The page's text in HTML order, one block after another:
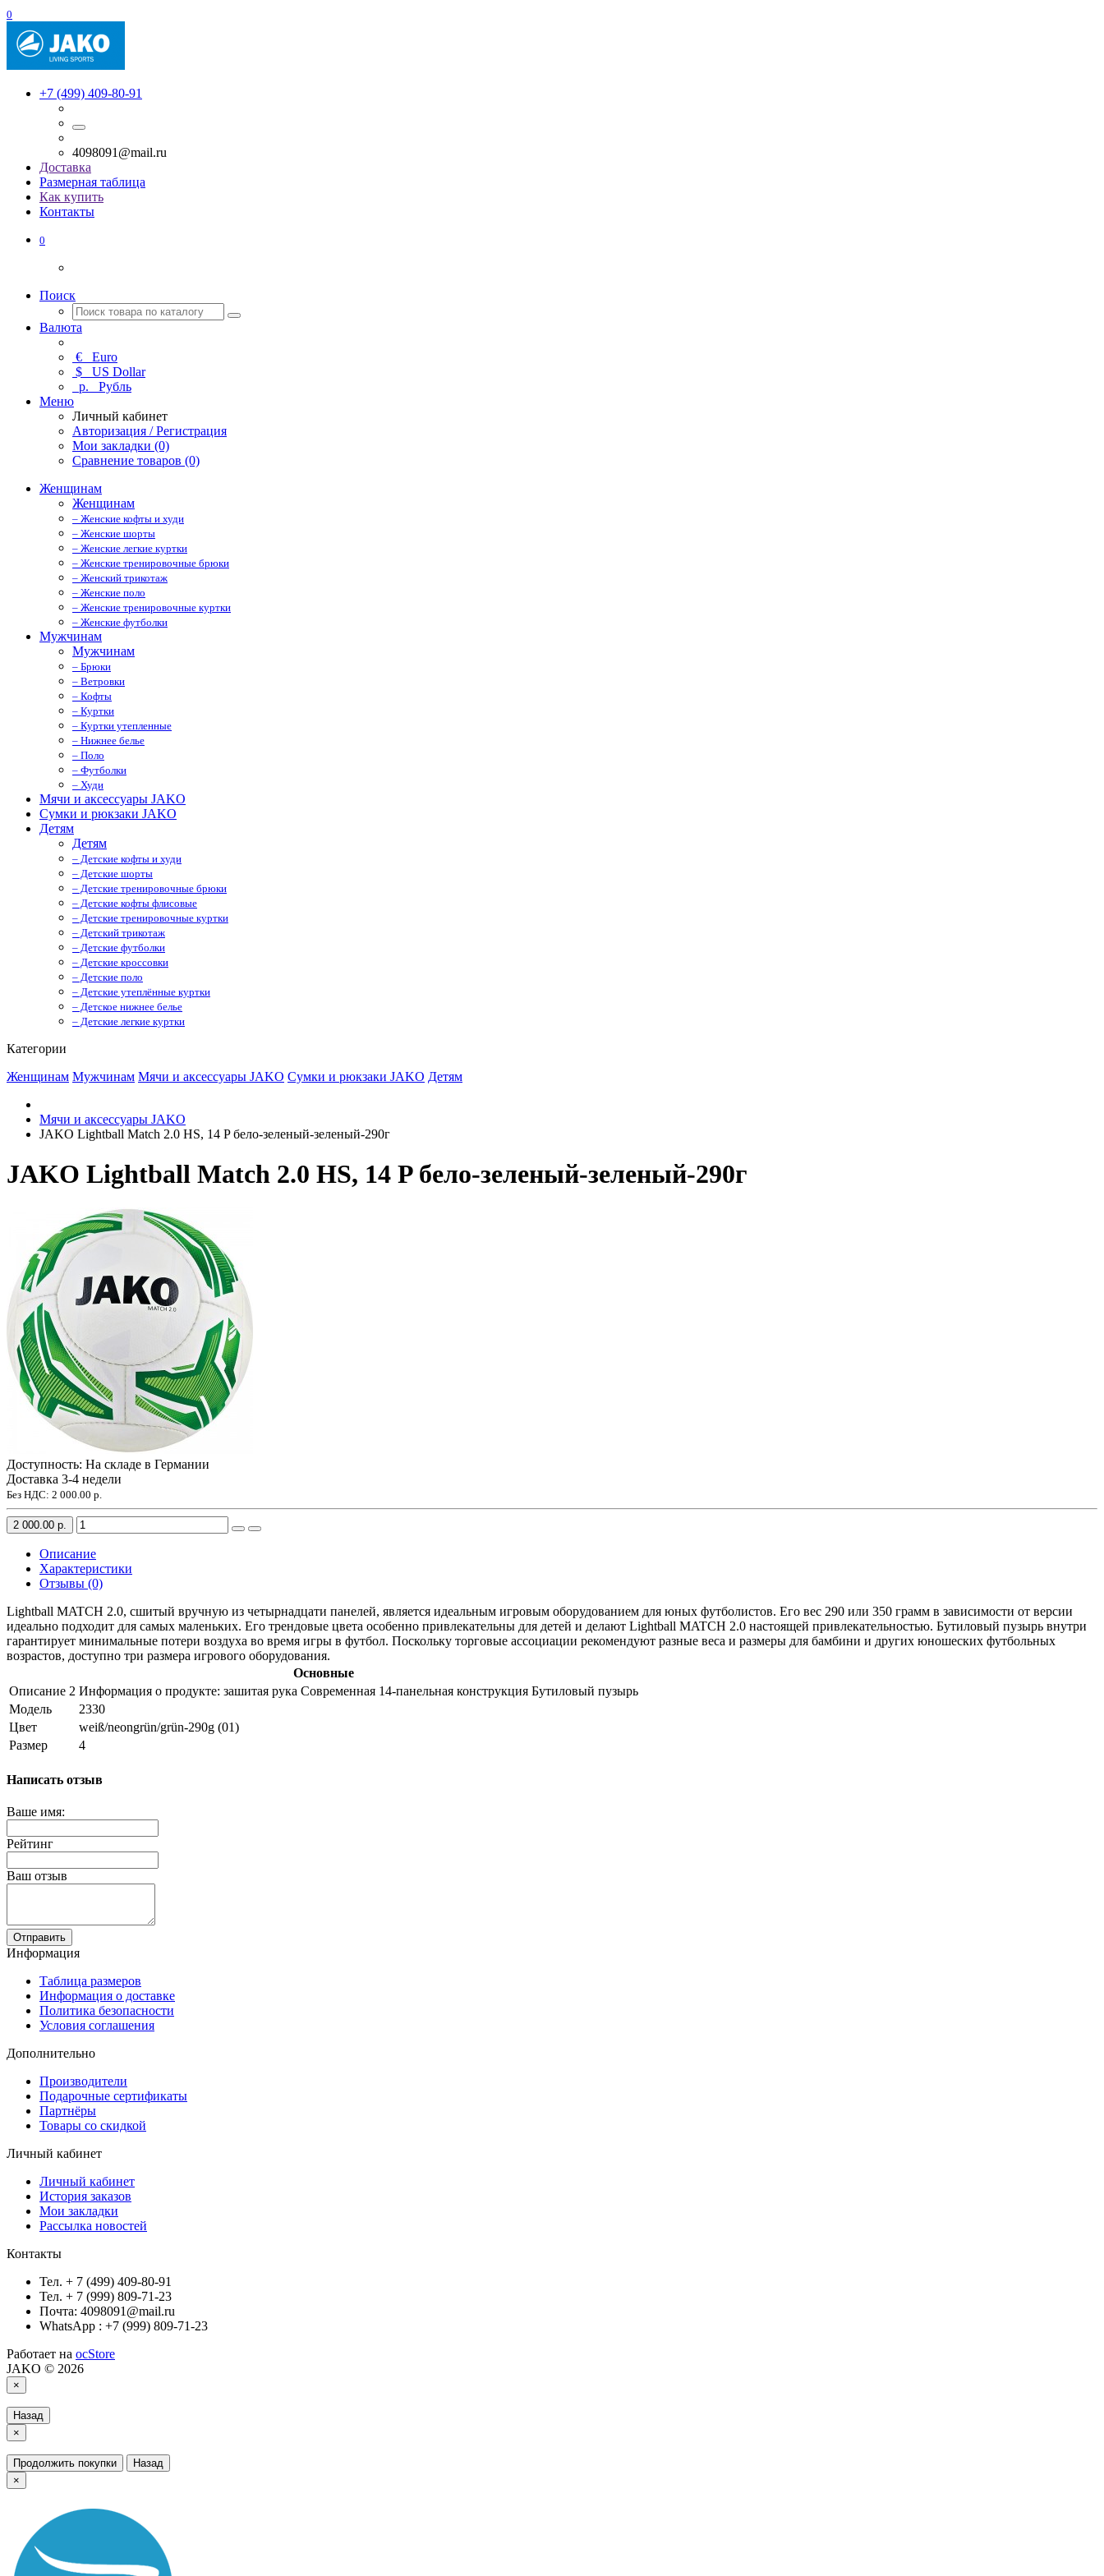
0
+7 (499) 409-80-91
4098091@mail.ru
Доставка
Размерная таблица
Как купить
Контакты
0
Поиск
Валюта
€ Euro
$ US Dollar
р. Рубль
Меню
Личный кабинет
Авторизация / Регистрация
Мои закладки (0)
Сравнение товаров (0)
Женщинам
Женщинам
– Женские кофты и худи
– Женские шорты
– Женские легкие куртки
– Женские тренировочные брюки
– Женский трикотаж
– Женские поло
– Женские тренировочные куртки
– Женские футболки
Мужчинам
Мужчинам
– Брюки
– Ветровки
– Кофты
– Куртки
– Куртки утепленные
– Нижнее белье
– Поло
– Футболки
– Худи
Мячи и аксессуары JAKO
Сумки и рюкзаки JAKO
Детям
Детям
– Детские кофты и худи
– Детские шорты
– Детские тренировочные брюки
– Детские кофты флисовые
– Детские тренировочные куртки
– Детский трикотаж
– Детские футболки
– Детские кроссовки
– Детские поло
– Детские утеплённые куртки
– Детское нижнее белье
– Детские легкие куртки
Категории
Женщинам Мужчинам Мячи и аксессуары JAKO Сумки и рюкзаки JAKO Детям
Мячи и аксессуары JAKO
JAKO Lightball Match 2.0 HS, 14 P бело-зеленый-зеленый-290г
JAKO Lightball Match 2.0 HS, 14 P бело-зеленый-зеленый-290г
Доступность: На складе в Германии
Доставка 3-4 недели
Без НДС: 2 000.00 р.
2 000.00 р.
Описание
Характеристики
Отзывы (0)
Lightball MATCH 2.0, сшитый вручную из четырнадцати панелей, является идеальным игровым оборудованием для юных футболистов. Его вес 290 или 350 грамм в зависимости от версии
идеально подходит для самых маленьких. Его трендовые цвета особенно привлекательны для детей и делают Lightball MATCH 2.0 настоящей привлекательностью. Бутиловый пузырь внутри
гарантирует минимальные потери воздуха во время игры в футбол. Поскольку торговые ассоциации рекомендуют разные веса и размеры для бамбини и других юношеских футбольных
возрастов, доступно три размера игрового оборудования.
Основные
Описание 2 Информация о продукте: зашитая рука Современная 14-панельная конструкция Бутиловый пузырь
Модель
2330
Цвет
weiß/neongrün/grün-290g (01)
Размер
4
Написать отзыв
Ваше имя:
Рейтинг
Ваш отзыв
Отправить
Информация
Таблица размеров
Информация о доставке
Политика безопасности
Условия соглашения
Дополнительно
Производители
Подарочные сертификаты
Партнёры
Товары со скидкой
Личный кабинет
Личный кабинет
История заказов
Мои закладки
Рассылка новостей
Контакты
Тел. + 7 (499) 409-80-91
Тел. + 7 (999) 809-71-23
Почта: 4098091@mail.ru
WhatsApp : +7 (999) 809-71-23
Работает на ocStore
JAKO © 2026
×
Назад
×
Продолжить покупки
Назад
×